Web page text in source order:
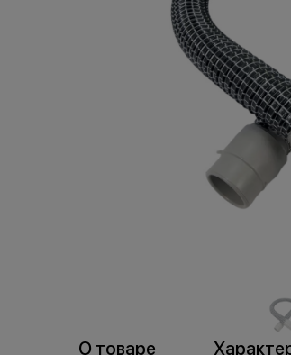
О товаре